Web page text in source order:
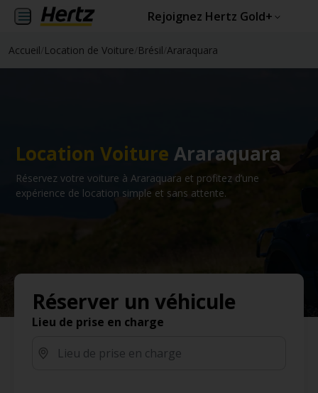
Rejoignez Hertz Gold+
Accueil Location de Voiture Brésil Araraquara
Location Voiture Araraquara
Réservez votre voiture à Araraquara et profitez d’une
expérience de location simple et sans attente.
Réserver un véhicule
Lieu de prise en charge